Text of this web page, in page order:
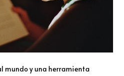
mundo y una herramienta